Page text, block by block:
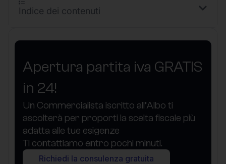
Apertura partita iva GRATIS
in 24!
Un Commercialista iscritto all’Albo ti
ascolterà per proporti la scelta fiscale più
adatta alle tue esigenze
Ti contattiamo entro pochi minuti.
Richiedi la consulenza gratuita
Indice dei contenuti